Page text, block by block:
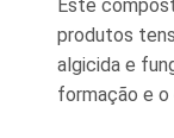
Este
produtos
algicida e
formação e